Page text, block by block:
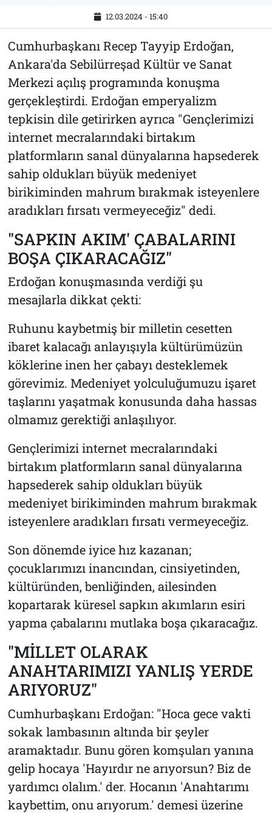
12.03.2024 - 15:40
Cumhurbaşkanı Recep Tayyip Erdoğan,
Ankara'da Sebilürreşad Kültür ve Sanat
Merkezi açılış programında konuşma
gerçekleştirdi. Erdoğan emperyalizm
tepkisin dile getirirken ayrıca "Gençlerimizi
internet mecralarındaki birtakım
platformların sanal dünyalarına hapsederek
sahip oldukları büyük medeniyet
birikiminden mahrum bırakmak isteyenlere
aradıkları fırsatı vermeyeceğiz" dedi.
"SAPKIN AKIM' ÇABALARINI
BOŞA ÇIKARACAĞIZ"
Erdoğan konuşmasında verdiği şu
mesajlarla dikkat çekti:
Ruhunu kaybetmiş bir milletin cesetten
ibaret kalacağı anlayışıyla kültürümüzün
köklerine inen her çabayı desteklemek
görevimiz. Medeniyet yolculuğumuzu işaret
taşlarını yaşatmak konusunda daha hassas
olmamız gerektiği anlaşılıyor.
Gençlerimizi internet mecralarındaki
birtakım platformların sanal dünyalarına
hapsederek sahip oldukları büyük
medeniyet birikiminden mahrum bırakmak
isteyenlere aradıkları fırsatı vermeyeceğiz.
Son dönemde iyice hız kazanan;
çocuklarımızı inancından, cinsiyetinden,
kültüründen, benliğinden, ailesinden
kopartarak küresel sapkın akımların esiri
yapma çabalarını mutlaka boşa çıkaracağız.
"MİLLET OLARAK
ANAHTARIMIZI YANLIŞ YERDE
ARIYORUZ"
Cumhurbaşkanı Erdoğan: "Hoca gece vakti
sokak lambasının altında bir şeyler
aramaktadır. Bunu gören komşuları yanına
gelip hocaya 'Hayırdır ne arıyorsun? Biz de
yardımcı olalım.' der. Hocanın 'Anahtarımı
kaybettim, onu arıyorum.' demesi üzerine